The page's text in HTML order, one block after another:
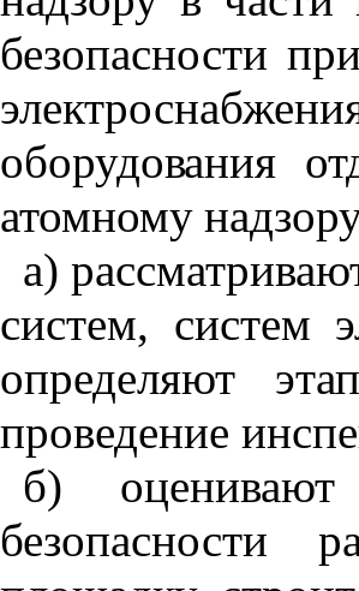
безопасности
оборудования
атомному
а)
систем, систем
определяют
проведение
б)
безопасности